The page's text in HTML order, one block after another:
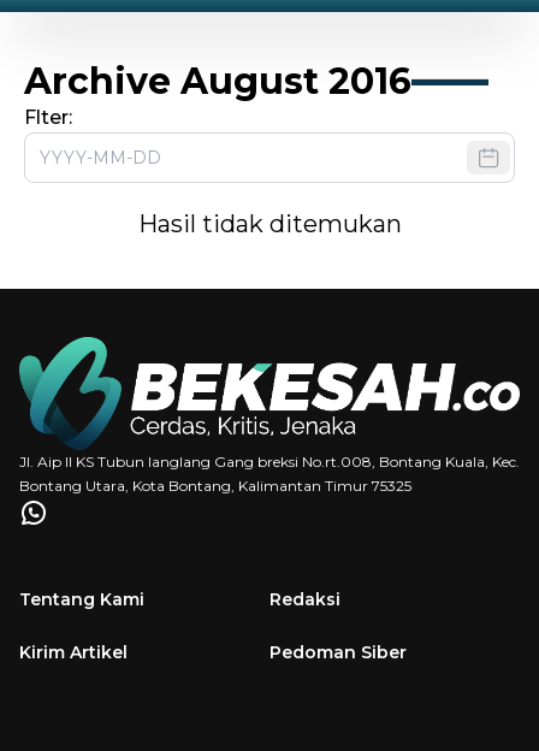
Archive August 2016
Flter:
Hasil tidak ditemukan
Jl. Aip II KS Tubun langlang Gang breksi No.rt.008, Bontang Kuala, Kec.
Bontang Utara, Kota Bontang, Kalimantan Timur 75325
Tentang Kami Redaksi
Kirim Artikel Pedoman Siber